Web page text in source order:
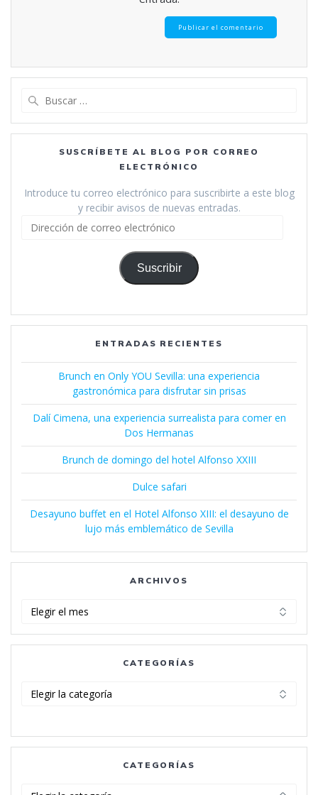
SUSCRÍBETE AL BLOG POR CORREO
ELECTRÓNICO
Introduce tu correo electrónico para suscribirte a este blog
y recibir avisos de nuevas entradas.
Dirección
correo
electrónico
Suscribir
ENTRADAS RECIENTES
Brunch en Only YOU Sevilla: una experiencia
gastronómica para disfrutar sin prisas
Dalí Cimena, una experiencia surrealista para comer en
Dos Hermanas
Brunch de domingo del hotel Alfonso XXIII
Dulce safari
Desayuno buffet en el Hotel Alfonso XIII: el desayuno de
lujo más emblemático de Sevilla
ARCHIVOS
CATEGORÍAS
CATEGORÍAS